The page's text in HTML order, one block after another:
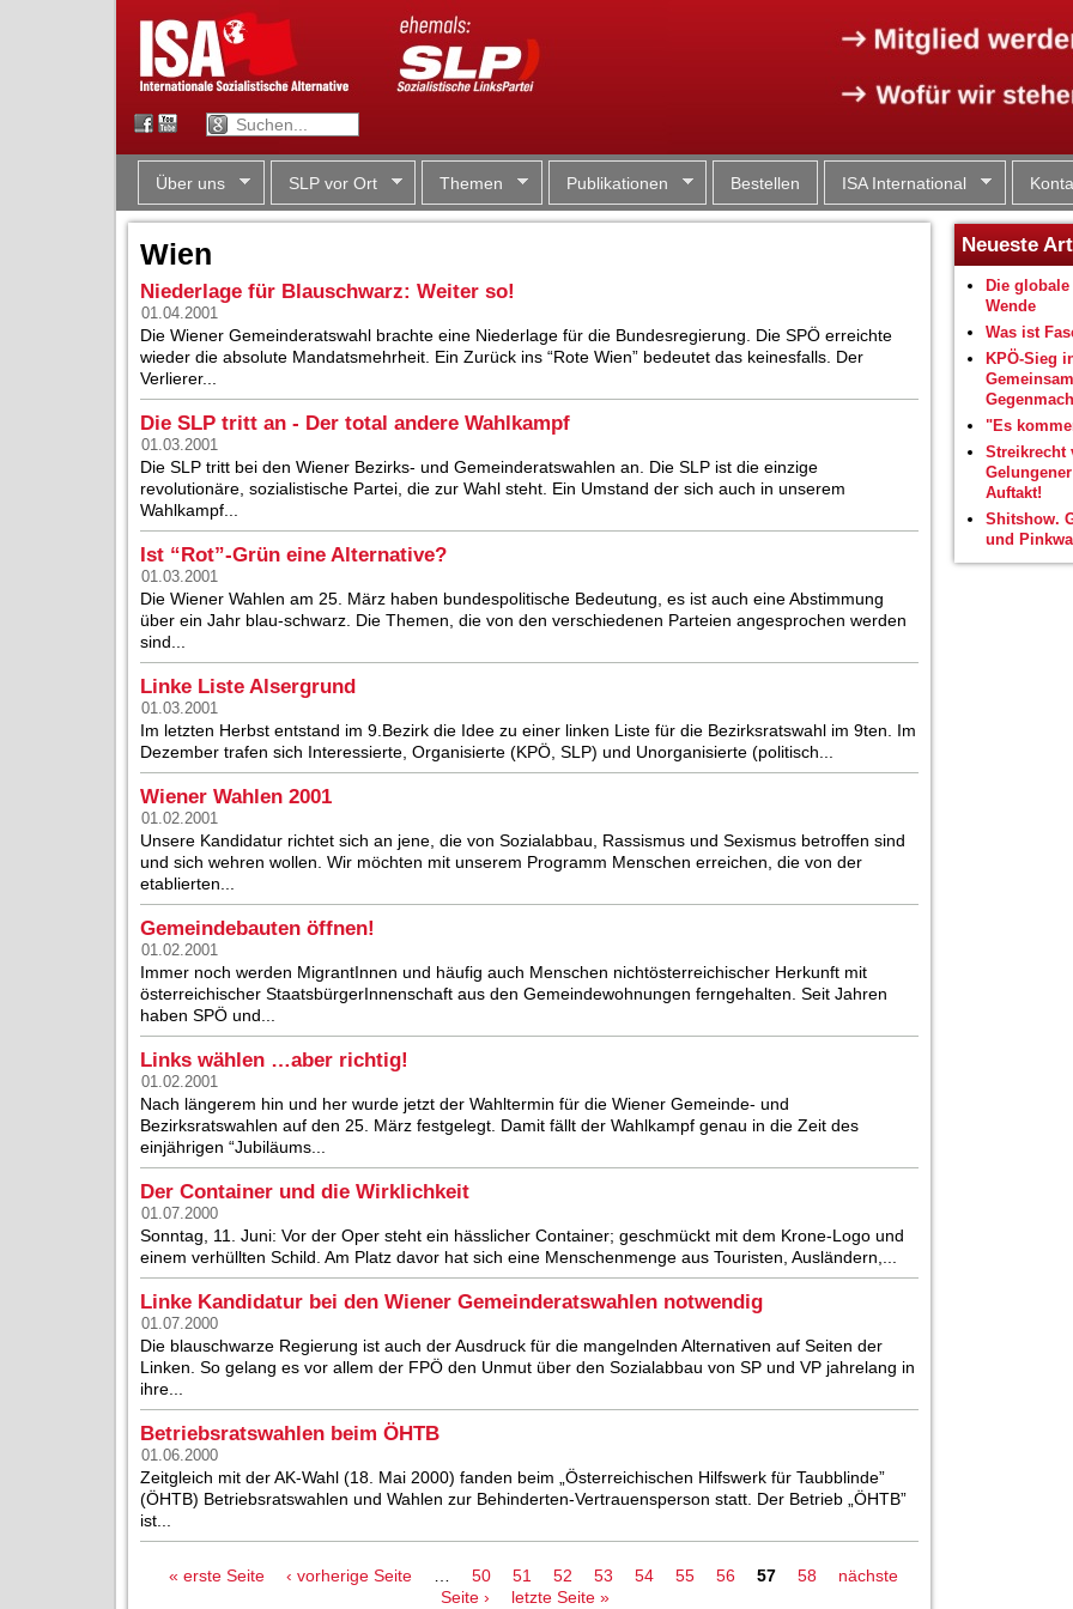
Über uns SLP vor Ort Themen Publikationen Bestellen ISA International
Wien
Niederlage für Blauschwarz: Weiter so!
01.04.2001
Die Wiener Gemeinderatswahl brachte eine Niederlage für die Bundesregierung. Die SPÖ erreichte
wieder die absolute Mandatsmehrheit. Ein Zurück ins “Rote Wien” bedeutet das keinesfalls. Der
Verlierer...
Die SLP tritt an - Der total andere Wahlkampf
01.03.2001
Die SLP tritt bei den Wiener Bezirks- und Gemeinderatswahlen an. Die SLP ist die einzige
revolutionäre, sozialistische Partei, die zur Wahl steht. Ein Umstand der sich auch in unserem
Wahlkampf...
Ist “Rot”-Grün eine Alternative?
01.03.2001
Die Wiener Wahlen am 25. März haben bundespolitische Bedeutung, es ist auch eine Abstimmung
über ein Jahr blau-schwarz. Die Themen, die von den verschiedenen Parteien angesprochen werden
sind...
Linke Liste Alsergrund
01.03.2001
Im letzten Herbst entstand im 9.Bezirk die Idee zu einer linken Liste für die Bezirksratswahl im 9ten. Im
Dezember trafen sich Interessierte, Organisierte (KPÖ, SLP) und Unorganisierte (politisch...
Wiener Wahlen 2001
01.02.2001
Unsere Kandidatur richtet sich an jene, die von Sozialabbau, Rassismus und Sexismus betroffen sind
und sich wehren wollen. Wir möchten mit unserem Programm Menschen erreichen, die von der
etablierten...
Gemeindebauten öffnen!
01.02.2001
Immer noch werden MigrantInnen und häufig auch Menschen nichtösterreichischer Herkunft mit
österreichischer StaatsbürgerInnenschaft aus den Gemeindewohnungen ferngehalten. Seit Jahren
haben SPÖ und...
Links wählen …aber richtig!
01.02.2001
Nach längerem hin und her wurde jetzt der Wahltermin für die Wiener Gemeinde- und
Bezirksratswahlen auf den 25. März festgelegt. Damit fällt der Wahlkampf genau in die Zeit des
einjährigen “Jubiläums...
Der Container und die Wirklichkeit
01.07.2000
Sonntag, 11. Juni: Vor der Oper steht ein hässlicher Container; geschmückt mit dem Krone-Logo und
einem verhüllten Schild. Am Platz davor hat sich eine Menschenmenge aus Touristen, Ausländern,...
Linke Kandidatur bei den Wiener Gemeinderatswahlen notwendig
01.07.2000
Die blauschwarze Regierung ist auch der Ausdruck für die mangelnden Alternativen auf Seiten der
Linken. So gelang es vor allem der FPÖ den Unmut über den Sozialabbau von SP und VP jahrelang in
ihre...
Betriebsratswahlen beim ÖHTB
01.06.2000
Zeitgleich mit der AK-Wahl (18. Mai 2000) fanden beim „Österreichischen Hilfswerk für Taubblinde”
(ÖHTB) Betriebsratswahlen und Wahlen zur Behinderten-Vertrauensperson statt. Der Betrieb „ÖHTB”
ist...
Seiten
« erste Seite ‹ vorherige Seite 50 51 52 53 54 55 56 57 58
nächste
Seite ›
letzte Seite »
Neueste
Die
Wende
Was ist
KPÖ-Sieg
"Es
Streikrecht
Auftakt!
Shitshow.
und